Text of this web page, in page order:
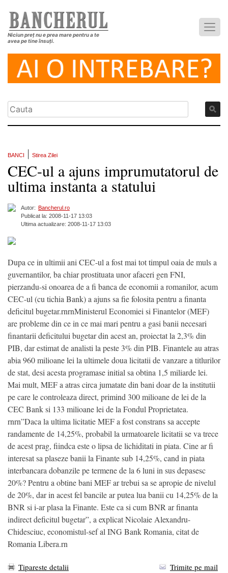
Niciun preț nu e prea mare pentru a te
avea pe tine însuți.
BANCI Stirea Zilei
CEC-ul a ajuns imprumutatorul de
ultima instanta a statului
Autor: Bancherul.ro
Publicat la: 2008-11-17 13:03
Ultima actualizare: 2008-11-17 13:03
Dupa ce in ultimii ani CEC-ul a fost mai tot timpul oaia de muls a
guvernantilor, ba chiar prostituata unor afaceri gen FNI,
pierzandu-si onoarea de a fi banca de economii a romanilor, acum
CEC-ul (cu tichia Bank) a ajuns sa fie folosita pentru a finanta
deficitul bugetar.rnrnMinisterul Economiei si Finantelor (MEF)
are probleme din ce in ce mai mari pentru a gasi banii necesari
finantarii deficitului bugetar din acest an, proiectat la 2,3% din
PIB, dar estimat de analisti la peste 3% din PIB. Finantele au atras
abia 960 milioane lei la ultimele doua licitatii de vanzare a titlurilor
de stat, desi acesta programase initial sa obtina 1,5 miliarde lei.
Mai mult, MEF a atras circa jumatate din bani doar de la institutii
pe care le controleaza direct, primind 300 milioane de lei de la
CEC Bank si 133 milioane lei de la Fondul Proprietatea.
rnrn”Daca la ultima licitatie MEF a fost constrans sa accepte
randamente de 14,25%, probabil la urmatoarele licitatii se va trece
de acest prag, fiindca este o lipsa de lichiditati in piata. Cine ar fi
interesat sa plaseze banii la Finante sub 14,25%, cand in piata
interbancara dobanzile pe termene de la 6 luni in sus depasesc
20%? Pentru a obtine bani MEF ar trebui sa se apropie de nivelul
de 20%, dar in acest fel bancile ar putea lua banii cu 14,25% de la
BNR si i-ar plasa la Finante. Este ca si cum BNR ar finanta
indirect deficitul bugetar”, a explicat Nicolaie Alexandru-
Chidesciuc, economistul-sef al ING Bank Romania, citat de
Romania Libera.rn
Tipareste detalii
Trimite pe mail